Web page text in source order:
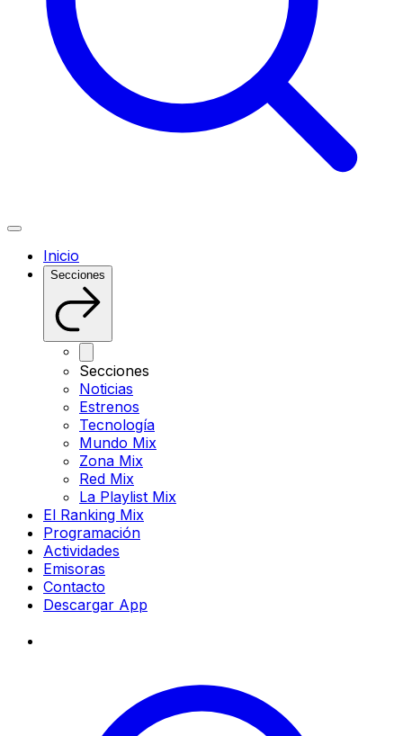
Inicio
Secciones
Secciones
Noticias
Estrenos
Tecnología
Mundo Mix
Zona Mix
Red Mix
La Playlist Mix
El Ranking Mix
Programación
Actividades
Emisoras
Contacto
Descargar App